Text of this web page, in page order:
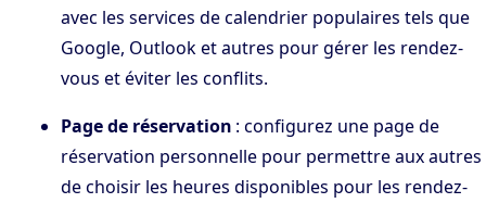
avec les services de calendrier populaires tels que
Google, Outlook et autres pour gérer les rendez-
vous et éviter les conflits.
Page de réservation : configurez une page de
réservation personnelle pour permettre aux autres
de choisir les heures disponibles pour les rendez-